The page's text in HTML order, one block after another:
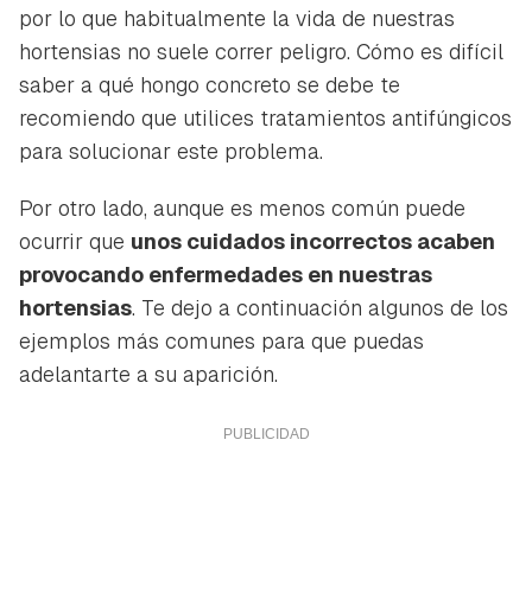
por lo que habitualmente la vida de nuestras
hortensias no suele correr peligro. Cómo es difícil
saber a qué hongo concreto se debe te
recomiendo que utilices tratamientos antifúngicos
para solucionar este problema.
Por otro lado, aunque es menos común puede
ocurrir que unos cuidados incorrectos acaben
provocando enfermedades en nuestras
hortensias. Te dejo a continuación algunos de los
ejemplos más comunes para que puedas
adelantarte a su aparición.